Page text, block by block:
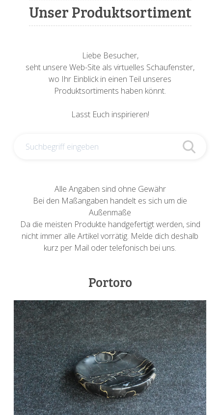
Unser Produktsortiment
Liebe Besucher,
seht unsere Web-Site als virtuelles Schaufenster,
wo Ihr Einblick in einen Teil unseres
Produktsortiments haben könnt.
Lasst Euch inspirieren!
Alle Angaben sind ohne Gewähr
Bei den Maßangaben handelt es sich um die
Außenmaße
Da die meisten Produkte handgefertigt werden, sind
nicht immer alle Artikel vorrätig. Melde dich deshalb
kurz per Mail oder telefonisch bei uns.
Portoro
Sonnenuhren
Spardosen
Vögel
Vogeltränken
Verschiedene
Wandschalen
Sockel + Säulen
Tierfiguren
Meeresbewohner
Schildkröten
Schweine + Wildschweine
Verschiedene
Zwiebel- + Knoblauchtöpfe